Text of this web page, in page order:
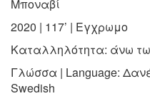
Μποναβί
2020 | 117’ | Εγχρωμο
Καταλληλότητα: άνω
Γλώσσα | Language:
Swedish